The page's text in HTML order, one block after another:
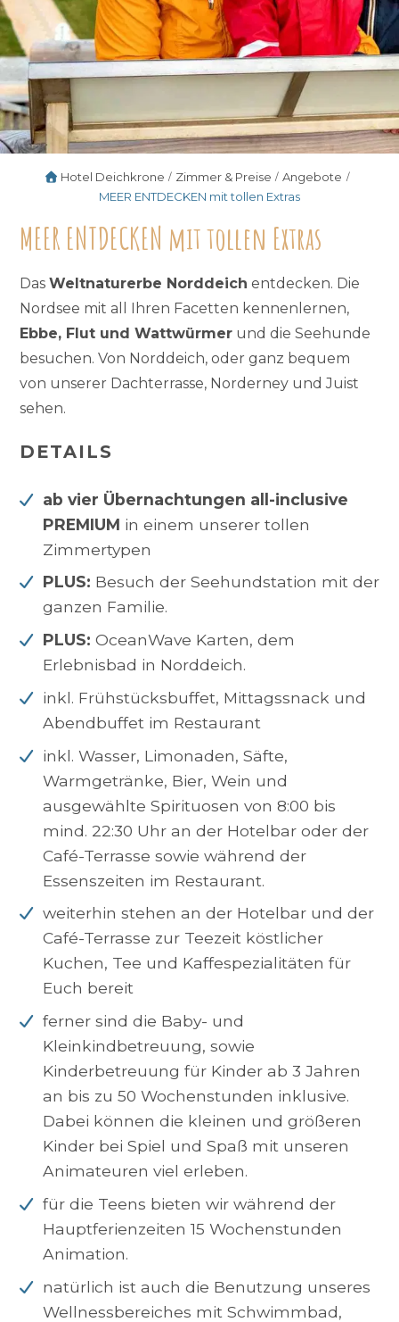
Hotel Deichkrone Zimmer & Preise
Angebote
MEER ENTDECKEN mit tollen Extras
MEER ENTDECKEN mit tollen Extras
Das Weltnaturerbe Norddeich entdecken. Die
Nordsee mit all Ihren Facetten kennenlernen,
Ebbe, Flut und Wattwürmerund die Seehunde
besuchen. Von Norddeich, oder ganz bequem
von unserer Dachterrasse, Norderney und Juist
sehen.
DETAILS
ab vier Übernachtungen all-inclusive
PREMIUM in einem unserer tollen
Zimmertypen
PLUS: Besuch der Seehundstation mit der
ganzen Familie.
PLUS: OceanWave Karten, dem
Erlebnisbad in Norddeich.
inkl. Frühstücksbuffet, Mittagssnack und
Abendbuffet im Restaurant
inkl. Wasser, Limonaden, Säfte,
Warmgetränke, Bier, Wein und
ausgewählte Spirituosen von 8:00 bis
mind. 22:30 Uhr an der Hotelbar oder der
Café-Terrasse sowie während der
Essenszeiten im Restaurant.
weiterhin stehen an der Hotelbar und der
Café-Terrasse zur Teezeit köstlicher
Kuchen, Tee und Kaffespezialitäten für
Euch bereit
ferner sind die Baby- und
Kleinkindbetreuung, sowie
Kinderbetreuung für Kinder ab 3 Jahren
an bis zu 50 Wochenstunden inklusive.
Dabei können die kleinen und größeren
Kinder bei Spiel und Spaß mit unseren
Animateuren viel erleben.
für die Teens bieten wir während der
Hauptferienzeiten 15 Wochenstunden
Animation.
natürlich ist auch die Benutzung unseres
Wellnessbereiches mit Schwimmbad,